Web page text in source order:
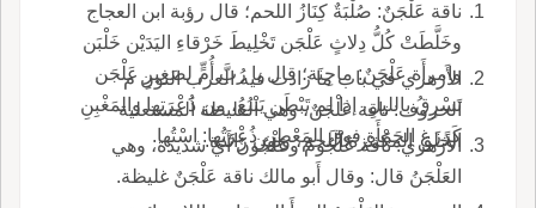
بقوله قبل: وناقة علج كثيرة اللحم.
ناقة عَلْجَنٌ: صُلْبَةٌ كِنَازُ اللحم؛ قال رؤبة ابن العجاج
وخَلَّطَتْ كُلُّ دِلاثٍ عَلْجَن تَخْلِيطَ خَرْقاءِ اليَدَيْن خَلْبَن
وامرأَة عَلْجَنٌ: ماجِنَة؛ قال يا رُبَّ أُمٍّ لصَغِيرٍ عَلْجَن
تَسْرِقُ بالليلِ، إذا لم تَبْطَن يَنْبُعُ، من ذَُعْرَتِها والمَغْبِنِ
كَرَزَغِ الحَمْأَةِ فوقَ المَعْطِن ذُعْرَتُها: اسْتُها.
الأَزهري في باب ما زادت فيه العرب النون م
الحروف: ناقة عَلْجَنٌ، وهي الغليظة المستعلية
الخلق المكتنزة اللحم، ونون زائدة.
الأَزهري: ناقة عُلْجُومٌ وعَلْجُونٌ أَي شديدة، وهي
العَلْجَنُ قال: وقال أَبو مالك ناقة عَلْجَنٌ غليظة.